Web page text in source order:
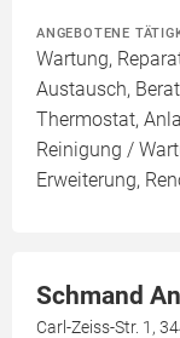
ANGEBOTENE
Wartung,
Austausch,
Thermostat,
Reinigung /
Erweiterung,
Schmand
Carl-Zeiss-Str. 1,